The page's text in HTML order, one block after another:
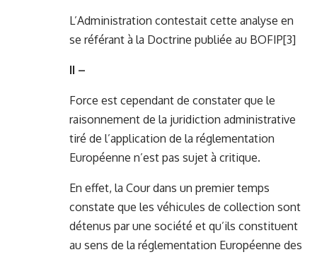
L’Administration contestait cette analyse en
se référant à la Doctrine publiée au BOFIP[3]
II –
Force est cependant de constater que le
raisonnement de la juridiction administrative
tiré de l’application de la réglementation
Européenne n’est pas sujet à critique.
En effet, la Cour dans un premier temps
constate que les véhicules de collection sont
détenus par une société et qu’ils constituent
au sens de la réglementation Européenne des